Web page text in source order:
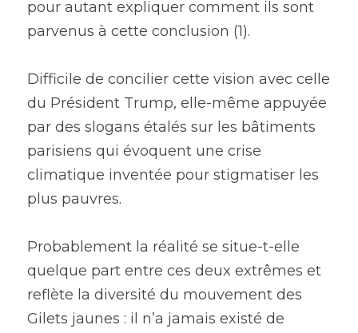
pour autant expliquer comment ils sont
parvenus à cette conclusion (1).
Difficile de concilier cette vision avec celle
du Président Trump, elle-même appuyée
par des slogans étalés sur les bâtiments
parisiens qui évoquent une crise
climatique inventée pour stigmatiser les
plus pauvres.
Probablement la réalité se situe-t-elle
quelque part entre ces deux extrêmes et
reflète la diversité du mouvement des
Gilets jaunes : il n’a jamais existé de